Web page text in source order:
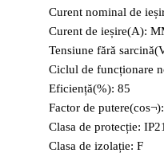
Curent nominal de
Curent de ieșire(A):
Tensiune fără
Ciclul de funcționare
Eficiență(%): 85
Factor de
Clasa de protecție:
Clasa de izolație: F